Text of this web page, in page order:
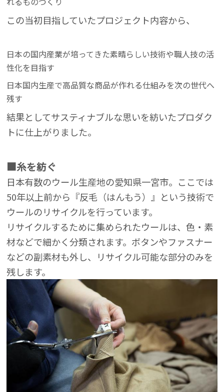
この当初目指していたプロジェクト内容から、
日本の国内産業が培ってきた素晴らしい技術や職人技の活
性化を目指す
日本国内生産で高品質な商品が作れる仕組みを次の世代へ
残す
結果としてサスティナブルな思いを紡いたプロダク
トに仕上がりました。
■糸を紡ぐ
日本有数のウール生産地の愛知県一宮市。ここでは
50年以上前から『反毛（はんもう）』という技術で
ウールのリサイクルを行っています。
リサイクルするために集められたウールは、色・素
材などで細かく分類されます。ボタンやファスナー
などの副素材も外し、リサイクル可能な部分のみを
残します。